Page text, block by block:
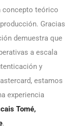
concepto teórico
Gracias
demuestra que
a escala
y
estamos
experiencia
Tomé,
.